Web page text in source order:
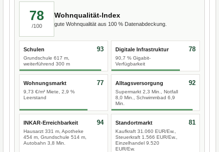
78
/100
Wohnqualität-Index
gute Wohnqualität aus 100 % Datenabdeckung.
Schulen
Grundschule 617 m,
weiterführend 300 m
93 Digitale Infrastruktur
90,7 % Gigabit-
Verfügbarkeit
78
Wohnungsmarkt
9,73 €/m² Miete, 2,9 %
Leerstand
77 Alltagsversorgung
Supermarkt 2,3 Min., Notfall
8,0 Min., Schwimmbad 6,9
Min.
92
INKAR-Erreichbarkeit
Hausarzt 331 m, Apotheke
454 m, Grundschule 514 m,
Autobahn 3,8 Min.
94 Standortmarkt
Kaufkraft 31.060 EUR/Ew.,
Steuerkraft 1.566 EUR/Ew.,
Einzelhandel 9.520
EUR/Ew.
81